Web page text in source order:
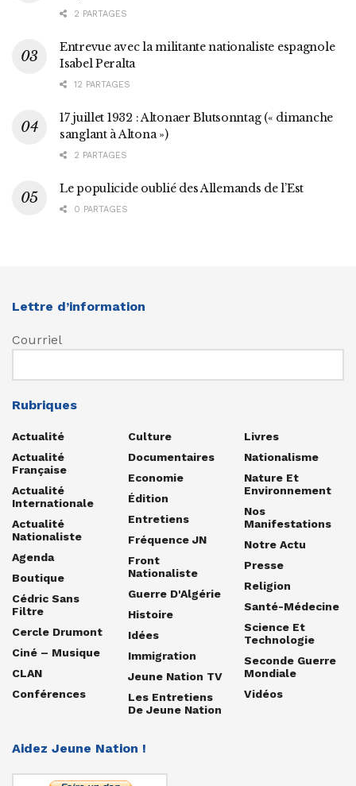
2 PARTAGES
Entrevue avec la militante nationaliste espagnole
Isabel Peralta
12 PARTAGES
17 juillet 1932 : Altonaer Blutsonntag (« dimanche
sanglant à Altona »)
2 PARTAGES
Le populicide oublié des Allemands de l’Est
0 PARTAGES
Lettre d’information
Courriel
Rubriques
Actualité
Actualité
Française
Actualité
Internationale
Actualité
Nationaliste
Agenda
Boutique
Cédric Sans
Filtre
Cercle Drumont
Ciné – Musique
CLAN
Conférences
Culture
Documentaires
Economie
Édition
Entretiens
Fréquence JN
Front
Nationaliste
Guerre D'Algérie
Histoire
Idées
Immigration
Jeune Nation TV
Les Entretiens
De Jeune Nation
Livres
Nationalisme
Nature Et
Environnement
Nos
Manifestations
Notre Actu
Presse
Religion
Santé-Médecine
Science Et
Technologie
Seconde Guerre
Mondiale
Vidéos
Aidez Jeune Nation !